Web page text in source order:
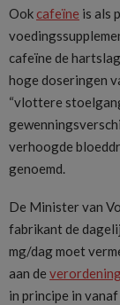
Ook cafeïne is als
cafeïne de
hoge doseringen
“vlottere
verhoogde
genoemd.
De Minister van
fabrikant de
mg/dag moet
aan de
in principe in